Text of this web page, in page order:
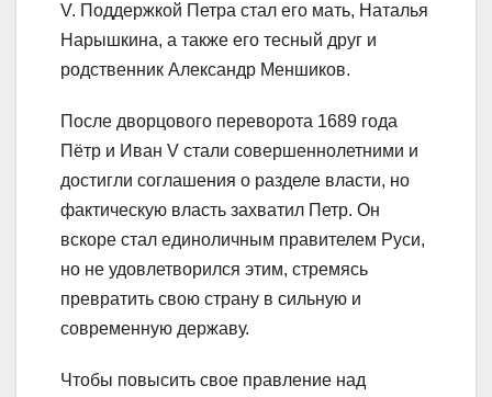
V. Поддержкой Петра стал его мать, Наталья
Нарышкина, а также его тесный друг и
родственник Александр Меншиков.
После дворцового переворота 1689 года
Пётр и Иван V стали совершеннолетними и
достигли соглашения о разделе власти, но
фактическую власть захватил Петр. Он
вскоре стал единоличным правителем Руси,
но не удовлетворился этим, стремясь
превратить свою страну в сильную и
современную державу.
Чтобы повысить свое правление над